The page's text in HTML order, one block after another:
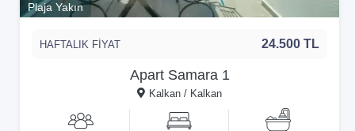
Plaja Yakın
Apart Samara 1
Kalkan / Kalkan
HAFTALIK FİYAT 24.500 TL